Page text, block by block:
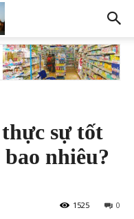
sự tốt
nhiêu?
0
1525